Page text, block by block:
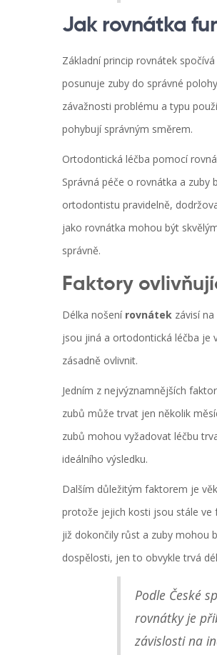
Jak rovnátka
Základní princip rovnátek
posunuje zuby do správné
závažnosti problému a typu
pohybují správným směrem.
Ortodontická léčba pomocí
Správná péče o rovnátka a zuby
ortodontistu pravidelně,
jako rovnátka mohou být
správně.
Faktory
Délka nošení rovnátek závisí
jsou jiná a ortodontická léčba je
zásadně ovlivnit.
Jedním z nejvýznamnějších
zubů může trvat jen několik
zubů mohou vyžadovat léčbu
ideálního výsledku.
Dalším důležitým faktorem je
protože jejich kosti jsou stále ve
již dokončily růst a zuby mohou
dospělosti, jen to obvykle trvá
Podle České
rovnátky je
závislosti na